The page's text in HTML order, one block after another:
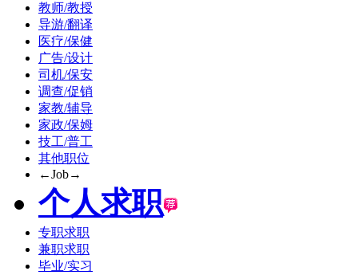
教师/教授
导游/翻译
医疗/保健
广告/设计
司机/保安
调查/促销
家教/辅导
家政/保姆
技工/普工
其他职位
←Job→
个人求职
专职求职
兼职求职
毕业/实习